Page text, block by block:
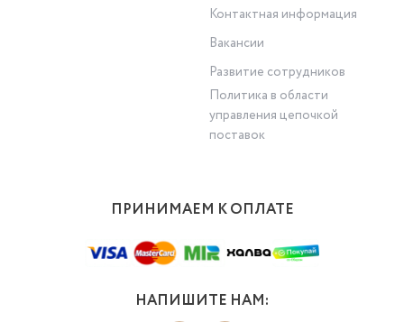
Контактная информация
Вакансии
Развитие сотрудников
Политика в области
управления цепочкой
поставок
ПРИНИМАЕМ К ОПЛАТЕ
НАПИШИТЕ НАМ: